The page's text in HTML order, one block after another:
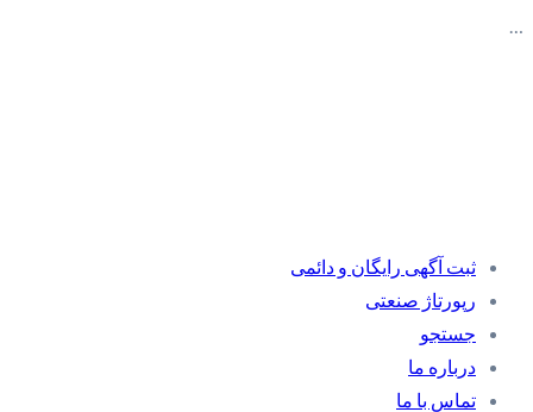
…
ثبت آگهی رایگان و دائمی
رپورتاژ صنعتی
جستجو
درباره ما
تماس با ما